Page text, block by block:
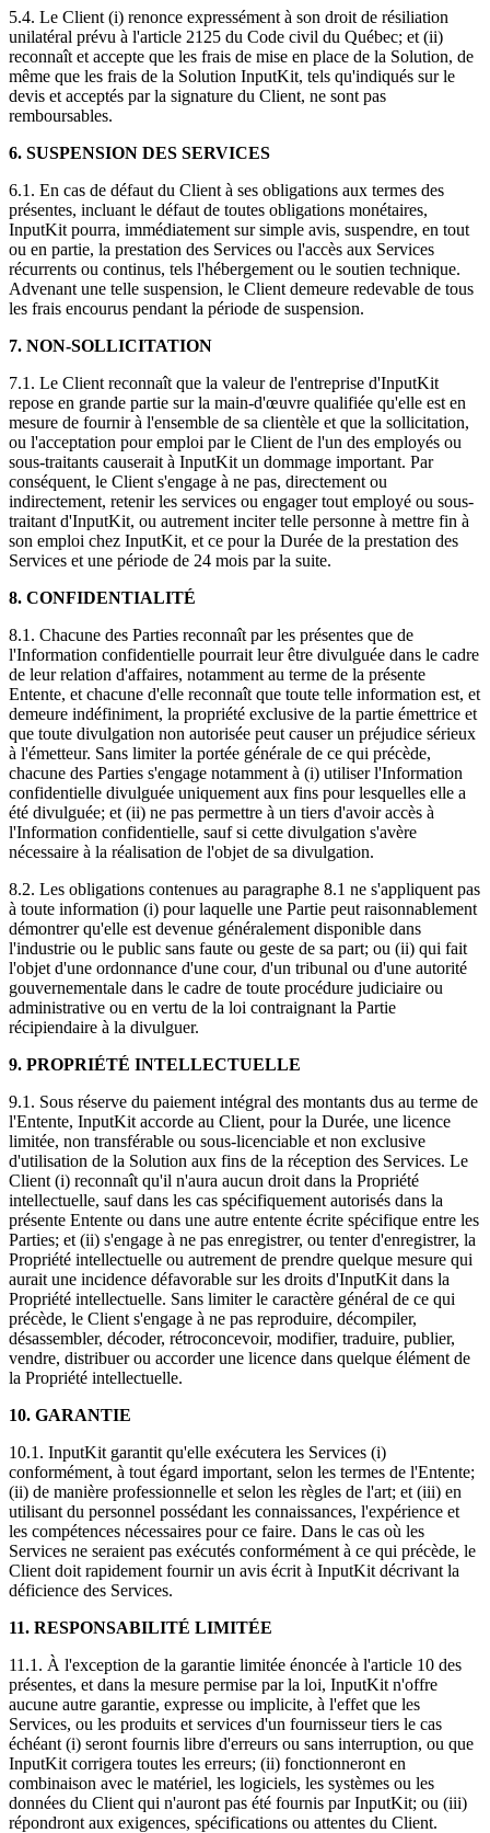
5.4. Le Client (i) renonce expressément à son droit de résiliation
unilatéral prévu à l'article 2125 du Code civil du Québec; et (ii)
reconnaît et accepte que les frais de mise en place de la Solution, de
même que les frais de la Solution InputKit, tels qu'indiqués sur le
devis et acceptés par la signature du Client, ne sont pas
remboursables.
6. SUSPENSION DES SERVICES
6.1. En cas de défaut du Client à ses obligations aux termes des
présentes, incluant le défaut de toutes obligations monétaires,
InputKit pourra, immédiatement sur simple avis, suspendre, en tout
ou en partie, la prestation des Services ou l'accès aux Services
récurrents ou continus, tels l'hébergement ou le soutien technique.
Advenant une telle suspension, le Client demeure redevable de tous
les frais encourus pendant la période de suspension.
7. NON-SOLLICITATION
7.1. Le Client reconnaît que la valeur de l'entreprise d'InputKit
repose en grande partie sur la main-d'œuvre qualifiée qu'elle est en
mesure de fournir à l'ensemble de sa clientèle et que la sollicitation,
ou l'acceptation pour emploi par le Client de l'un des employés ou
sous-traitants causerait à InputKit un dommage important. Par
conséquent, le Client s'engage à ne pas, directement ou
indirectement, retenir les services ou engager tout employé ou sous-
traitant d'InputKit, ou autrement inciter telle personne à mettre fin à
son emploi chez InputKit, et ce pour la Durée de la prestation des
Services et une période de 24 mois par la suite.
8. CONFIDENTIALITÉ
8.1. Chacune des Parties reconnaît par les présentes que de
l'Information confidentielle pourrait leur être divulguée dans le cadre
de leur relation d'affaires, notamment au terme de la présente
Entente, et chacune d'elle reconnaît que toute telle information est, et
demeure indéfiniment, la propriété exclusive de la partie émettrice et
que toute divulgation non autorisée peut causer un préjudice sérieux
à l'émetteur. Sans limiter la portée générale de ce qui précède,
chacune des Parties s'engage notamment à (i) utiliser l'Information
confidentielle divulguée uniquement aux fins pour lesquelles elle a
été divulguée; et (ii) ne pas permettre à un tiers d'avoir accès à
l'Information confidentielle, sauf si cette divulgation s'avère
nécessaire à la réalisation de l'objet de sa divulgation.
8.2. Les obligations contenues au paragraphe 8.1 ne s'appliquent pas
à toute information (i) pour laquelle une Partie peut raisonnablement
démontrer qu'elle est devenue généralement disponible dans
l'industrie ou le public sans faute ou geste de sa part; ou (ii) qui fait
l'objet d'une ordonnance d'une cour, d'un tribunal ou d'une autorité
gouvernementale dans le cadre de toute procédure judiciaire ou
administrative ou en vertu de la loi contraignant la Partie
récipiendaire à la divulguer.
9. PROPRIÉTÉ INTELLECTUELLE
9.1. Sous réserve du paiement intégral des montants dus au terme de
l'Entente, InputKit accorde au Client, pour la Durée, une licence
limitée, non transférable ou sous-licenciable et non exclusive
d'utilisation de la Solution aux fins de la réception des Services. Le
Client (i) reconnaît qu'il n'aura aucun droit dans la Propriété
intellectuelle, sauf dans les cas spécifiquement autorisés dans la
présente Entente ou dans une autre entente écrite spécifique entre les
Parties; et (ii) s'engage à ne pas enregistrer, ou tenter d'enregistrer, la
Propriété intellectuelle ou autrement de prendre quelque mesure qui
aurait une incidence défavorable sur les droits d'InputKit dans la
Propriété intellectuelle. Sans limiter le caractère général de ce qui
précède, le Client s'engage à ne pas reproduire, décompiler,
désassembler, décoder, rétroconcevoir, modifier, traduire, publier,
vendre, distribuer ou accorder une licence dans quelque élément de
la Propriété intellectuelle.
10. GARANTIE
10.1. InputKit garantit qu'elle exécutera les Services (i)
conformément, à tout égard important, selon les termes de l'Entente;
(ii) de manière professionnelle et selon les règles de l'art; et (iii) en
utilisant du personnel possédant les connaissances, l'expérience et
les compétences nécessaires pour ce faire. Dans le cas où les
Services ne seraient pas exécutés conformément à ce qui précède, le
Client doit rapidement fournir un avis écrit à InputKit décrivant la
déficience des Services.
11. RESPONSABILITÉ LIMITÉE
11.1. À l'exception de la garantie limitée énoncée à l'article 10 des
présentes, et dans la mesure permise par la loi, InputKit n'offre
aucune autre garantie, expresse ou implicite, à l'effet que les
Services, ou les produits et services d'un fournisseur tiers le cas
échéant (i) seront fournis libre d'erreurs ou sans interruption, ou que
InputKit corrigera toutes les erreurs; (ii) fonctionneront en
combinaison avec le matériel, les logiciels, les systèmes ou les
données du Client qui n'auront pas été fournis par InputKit; ou (iii)
répondront aux exigences, spécifications ou attentes du Client.